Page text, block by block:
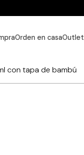
Orden en casaOutlet
con tapa de bambú